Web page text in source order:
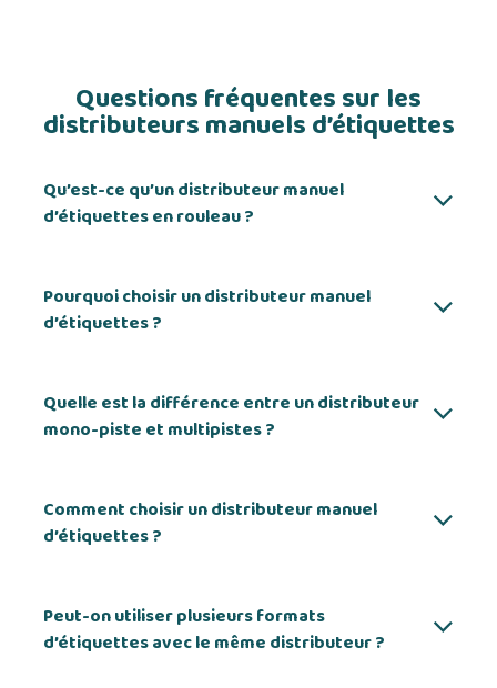
Questions fréquentes sur les
distributeurs manuels d’étiquettes
Qu’est-ce qu’un distributeur manuel
d’étiquettes en rouleau ?
Pourquoi choisir un distributeur manuel
d’étiquettes ?
Quelle est la différence entre un distributeur
mono-piste et multipistes ?
Comment choisir un distributeur manuel
d’étiquettes ?
Peut-on utiliser plusieurs formats
d’étiquettes avec le même distributeur ?